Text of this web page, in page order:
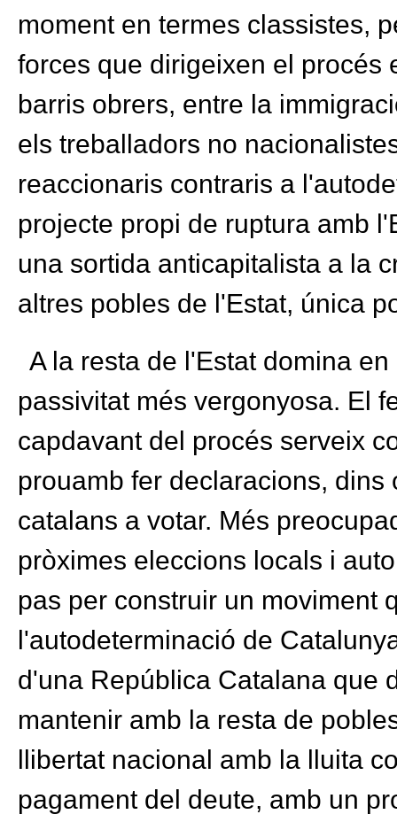
moment en termes classistes,
forces que dirigeixen el procés
barris obrers, entre la
els treballadors no
reaccionaris contraris a
projecte propi de ruptura amb
una sortida anticapitalista a la
altres pobles de l'Estat, única
A la resta de l'Estat domina
passivitat més vergonyosa. El
capdavant del procés serveix
prouamb fer declaracions,
catalans a votar. Més
pròximes eleccions locals i
pas per construir un moviment
l'autodeterminació de
d'una República Catalana que
mantenir amb la resta de
llibertat nacional amb la lluita
pagament del deute, amb un